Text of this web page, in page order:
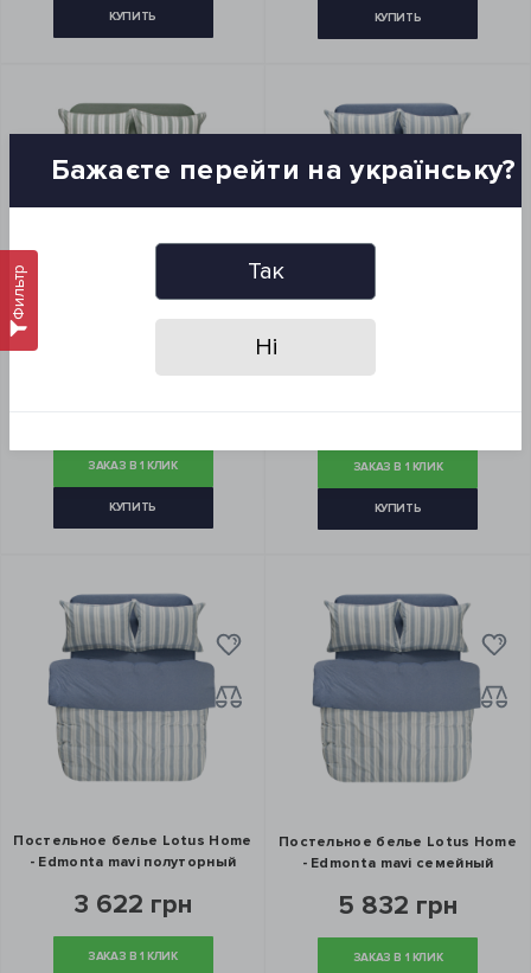
Фильтр
КУПИТЬ КУПИТЬ
Постельное белье Lotus Home
- Edmonta green семейный
ЗАКАЗ В 1 КЛИК
КУПИТЬ
- Edmonta mavi евро
ЗАКАЗ В 1 КЛИК
КУПИТЬ
Постельное белье Lotus Home
- Edmonta mavi полуторный
3 622 грн
ЗАКАЗ В 1 КЛИК
Постельное белье Lotus Home
- Edmonta mavi семейный
5 832 грн
ЗАКАЗ В 1 КЛИК
Бажаєте перейти на українську?
Так
Ні